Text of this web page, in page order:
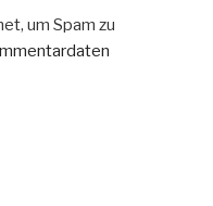
um Spam zu